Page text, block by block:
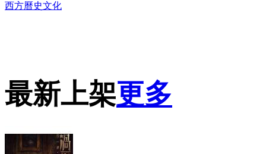
西方曆史文化
最新上架更多